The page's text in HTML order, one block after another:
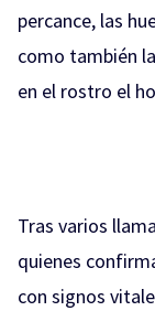
percance, las
como también
en el rostro el
Tras varios
quienes
con signos